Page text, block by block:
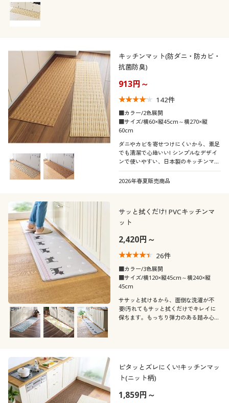
閲覧履歴
サポート
ご利用ガイド
よくある質問とお問い合わせ
キッチンマット(防ダニ・防カビ・
抗菌防臭)
913円～
142件
■カラー/2色展開
■サイズ/横60×縦45cm～横270×縦
60cm
ダニやカビを寄せつけにくいから、素足
でも清潔で心地いい! シンプルなデザイ
ンで使いやすい、日本製のキッチンマッ
トです。豊富なサイズ展開をご用意しま
した。汚れても洗濯機で丸洗いできま
2026年春夏販売商品
サッと拭くだけ! PVCキッチンマ
ット
2,420円～
26件
■カラー/3色展開
■サイズ/横120×縦45cm～横240×縦
45cm
ササッと拭けるから、面倒な洗濯が不
要!汚れてもサッと拭くだけでキレイに
保ちます。もっちり弾力のある踏み心地
ピタッとズレにくい!キッチンマッ
ト(ニット柄)
1,859円～